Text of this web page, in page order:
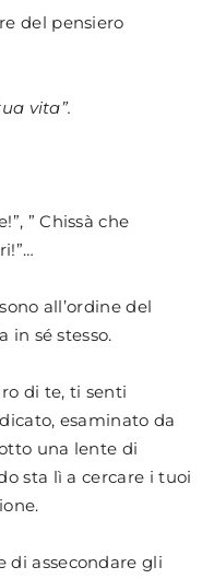
del pensiero
vita”.
” Chissà che
all’ordine del
in sé stesso.
di te, ti senti
esaminato da
una lente di
sta lì a cercare i tuoi
di assecondare gli